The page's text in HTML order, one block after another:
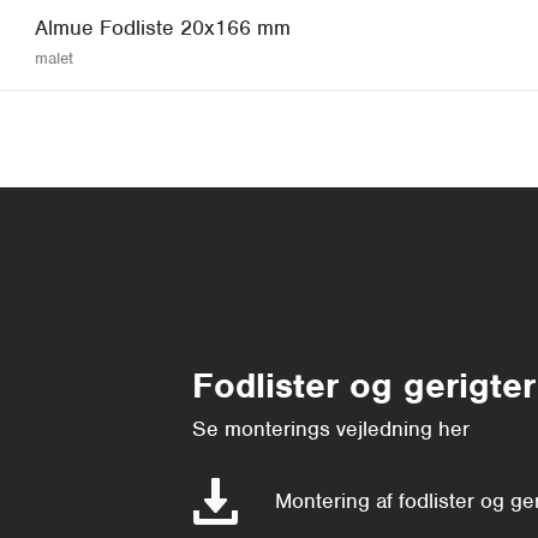
Almue Fodliste 20x166 mm
malet
Fodlister og gerigter
Se monterings vejledning her
Montering af fodlister og